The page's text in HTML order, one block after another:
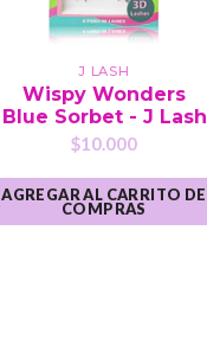
J LASH
Wispy Wonders
Blue Sorbet - J Lash
$10.000
AGREGAR AL CARRITO DE
COMPRAS